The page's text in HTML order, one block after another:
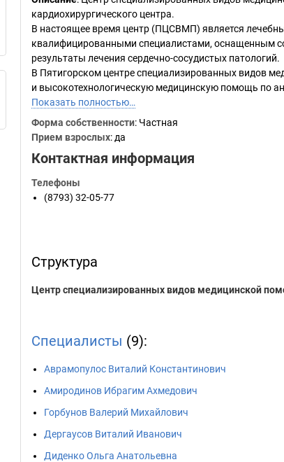
кардиохирургического центра.
В настоящее время центр (ПЦСВМП) является
квалифицированными специалистами, оснащенным
результаты лечения сердечно-сосудистых патологий.
В Пятигорском центре специализированных видов
и высокотехнологическую медицинскую помощь по
Показать полностью…
Форма собственности: Частная
Прием взрослых: да
Контактная информация
Телефоны
(8793) 32-05-77
Структура
Центр специализированных видов медицинской
Специалисты (9):
Аврамопулос Виталий Константинович
Амиродинов Ибрагим Ахмедович
Горбунов Валерий Михайлович
Дергаусов Виталий Иванович
Диденко Ольга Анатольевна